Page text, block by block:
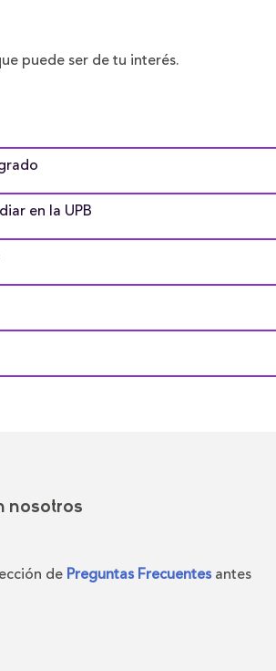
puede ser de tu interés.
en la UPB
nosotros
de Preguntas Frecuentes antes